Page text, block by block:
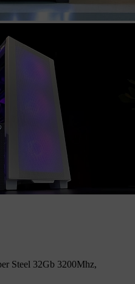
Steel 32Gb 3200Mhz,